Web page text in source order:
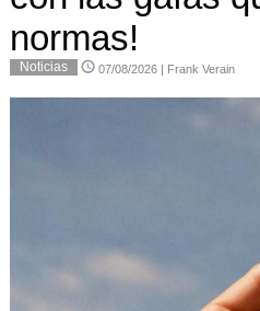
normas!
Noticias 07/08/2026 | Frank Verain